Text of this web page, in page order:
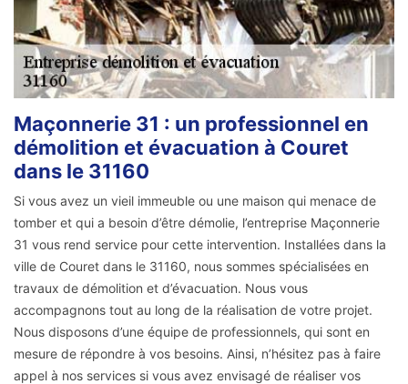
Maçonnerie 31 : un professionnel en
démolition et évacuation à Couret
dans le 31160
Si vous avez un vieil immeuble ou une maison qui menace de
tomber et qui a besoin d’être démolie, l’entreprise Maçonnerie
31 vous rend service pour cette intervention. Installées dans la
ville de Couret dans le 31160, nous sommes spécialisées en
travaux de démolition et d’évacuation. Nous vous
accompagnons tout au long de la réalisation de votre projet.
Nous disposons d’une équipe de professionnels, qui sont en
mesure de répondre à vos besoins. Ainsi, n’hésitez pas à faire
appel à nos services si vous avez envisagé de réaliser vos